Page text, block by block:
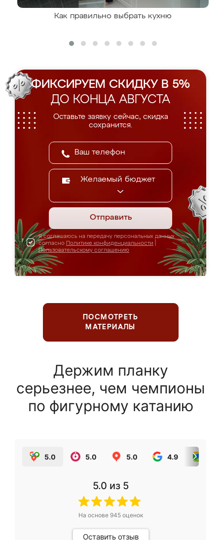
Как правильно выбрать кухню
ФИКСИРУЕМ СКИДКУ В 5%
ДО КОНЦА АВГУСТА
Оставьте заявку сейчас, скидка
сохранится.
Желаемый бюджет
Отправить
Я соглашаюсь на передачу персональных данных
согласно Политике конфиденциальности
Пользовательскому соглашению
ПОСМОТРЕТЬ
МАТЕРИАЛЫ
Держим планку
серьезнее, чем чемпионы
по фигурному катанию
5.0 5.0 5.0 4.9
5.0 из 5
На основе 945оценок
Оставить отзыв